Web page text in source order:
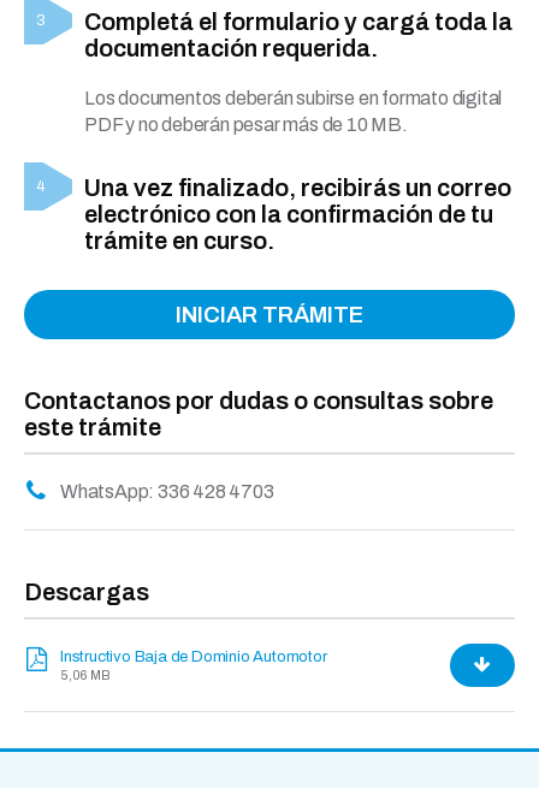
Completá el formulario y cargá toda la
documentación requerida.
Los documentos deberán subirse en formato digital
PDF y no deberán pesar más de 10 MB.
Una vez finalizado, recibirás un correo
electrónico con la confirmación de tu
trámite en curso.
INICIAR TRÁMITE
Contactanos por dudas o consultas sobre
este trámite
WhatsApp: 336 428 4703
Descargas
Instructivo Baja de Dominio Automotor
5,06 MB